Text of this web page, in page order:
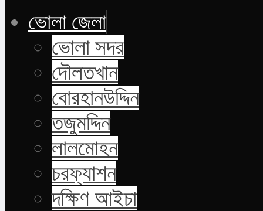
ভোলা জেলা
ভোলা সদর
দৌলতখান
বোরহানউদ্দিন
তজুমদ্দিন
লালমোহন
চরফ্যাশন
দক্ষিণ আইচা